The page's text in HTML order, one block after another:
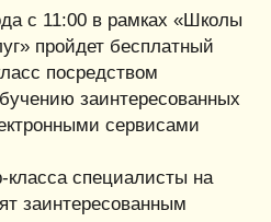
с 11:00 в рамках «Школы
пройдет бесплатный
посредством
заинтересованных
сервисами
класса специалисты на
заинтересованным